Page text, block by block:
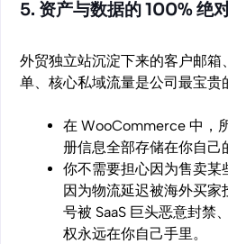
5. 资产与数据的 100% 绝
外贸独立站沉淀下来的客户邮箱
单、核心私域流量是公司最宝贵
在 WooCommerce 中，
册信息全部存储在你自己
你不需要担心因为售卖
因为物流延迟被海外买
号被 SaaS 巨头恶意封禁
权永远在你自己手里。